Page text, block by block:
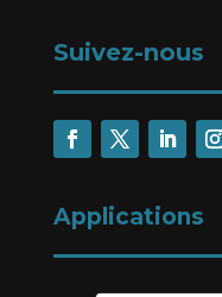
Suivez-nous
Applications